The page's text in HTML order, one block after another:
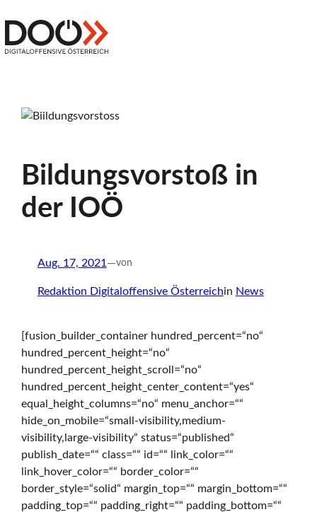
Inhalt
springen
Z
S
Digitaloffensive
Bildungsvorstoß in
der IOÖ
Aug. 17, 2021—von
Redaktion Digitaloffensive Österreichin News
[fusion_builder_container hundred_percent=“no“
hundred_percent_height=“no“
hundred_percent_height_scroll=“no“
hundred_percent_height_center_content=“yes“
equal_height_columns=“no“ menu_anchor=““
hide_on_mobile=“small-visibility,medium-
visibility,large-visibility“ status=“published“
publish_date=““ class=““ id=““ link_color=““
link_hover_color=““ border_color=““
border_style=“solid“ margin_top=““ margin_bottom=““
padding_top=““ padding_right=““ padding_bottom=““